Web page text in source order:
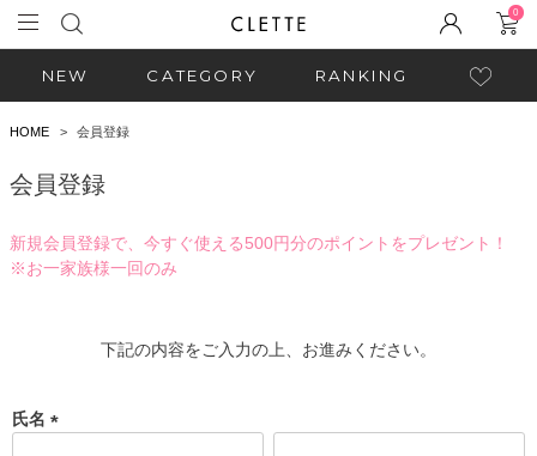
0
NEW CATEGORY RANKING
HOME 会員登録
会員登録
新規会員登録で、今すぐ使える500円分のポイントをプレゼント！
※お一家族様一回のみ
下記の内容をご入力の上、お進みください。
氏名